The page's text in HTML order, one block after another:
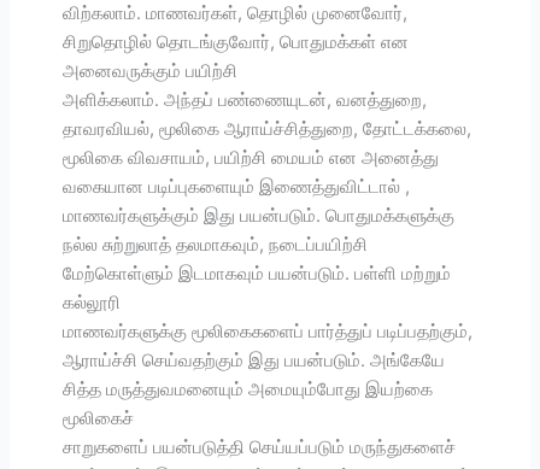
விற்கலாம். மாணவர்கள், தொழில் முனைவோர்,
சிறுதொழில் தொடங்குவோர், பொதுமக்கள் என
அனைவருக்கும் பயிற்சி
அளிக்கலாம். அந்தப் பண்ணையுடன், வனத்துறை,
தாவரவியல், மூலிகை ஆராய்ச்சித்துறை, தோட்டக்கலை,
மூலிகை விவசாயம், பயிற்சி மையம் என அனைத்து
வகையான படிப்புகளையும் இணைத்துவிட்டால் ,
மாணவர்களுக்கும் இது பயன்படும். பொதுமக்களுக்கு
நல்ல சுற்றுலாத் தலமாகவும், நடைப்பயிற்சி
மேற்கொள்ளும் இடமாகவும் பயன்படும். பள்ளி மற்றும்
கல்லூரி
மாணவர்களுக்கு மூலிகைகளைப் பார்த்துப் படிப்பதற்கும்,
ஆராய்ச்சி செய்வதற்கும் இது பயன்படும். அங்கேயே
சித்த மருத்துவமனையும் அமையும்போது இயற்கை
மூலிகைச்
சாறுகளைப் பயன்படுத்தி செய்யப்படும் மருந்துகளைச்